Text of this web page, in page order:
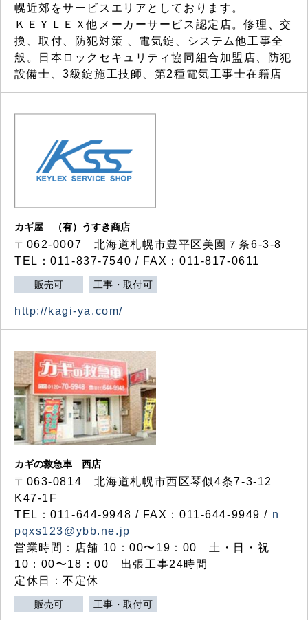
幌近郊をサービスエリアとしております。
ＫＥＹＬＥＸ他メーカーサービス認定店。修理、交
換、取付、防犯対策 、電気錠、システム他工事全
般。日本ロックセキュリティ協同組合加盟店、防犯
設備士、3級錠施工技師、第2種電気工事士在籍店
カギ屋 （有）うすき商店
〒062-0007 北海道札幌市豊平区美園７条6-3-8
TEL：011-837-7540 / FAX：011-817-0611
販売可 工事・取付可
http://kagi-ya.com/
カギの救急車 西店
〒063-0814 北海道札幌市西区琴似4条7-3-12
K47-1F
TEL：011-644-9948 / FAX：011-644-9949 / n
pqxs123@ybb.ne.jp
営業時間：店舗 10：00〜19：00 土・日・祝
10：00〜18：00 出張工事24時間
定休日：不定休
販売可 工事・取付可